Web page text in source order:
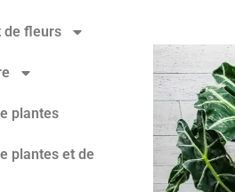
de fleurs
plantes
plantes et de